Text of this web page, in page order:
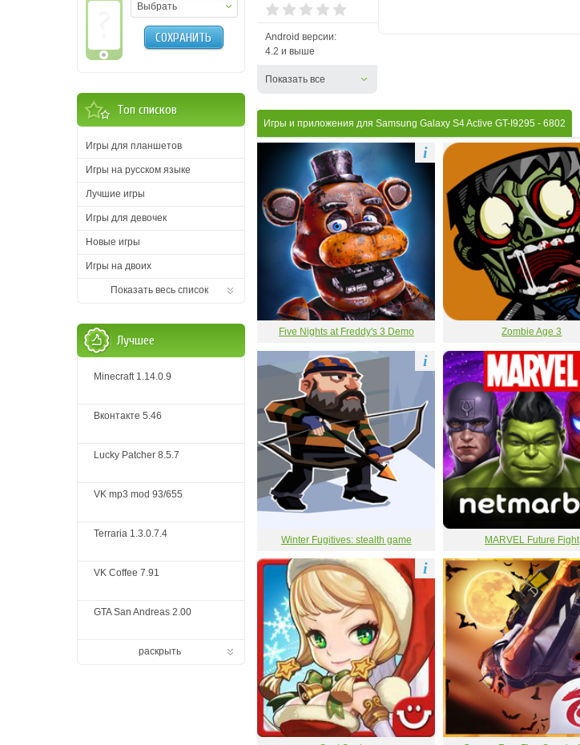
Android версии:
4.2 и выше
Показать все
Игры и приложения для Samsung Galaxy S4 Active GT-I9295 - 6802
Five Nights at Freddy's 3 Demo
i
Zombie Age 3
Winter Fugitives: stealth game
i
MARVEL Future Fight
i
Выбрать
СОХРАНИТЬ
Топ списков
Игры для планшетов
Игры на русском языке
Лучшие игры
Игры для девочек
Новые игры
Игры на двоих
Показать весь список
Лучшее
Minecraft 1.14.0.9
Вконтакте 5.46
Lucky Patcher 8.5.7
VK mp3 mod 93/655
Terraria 1.3.0.7.4
VK Coffee 7.91
GTA San Andreas 2.00
раскрыть